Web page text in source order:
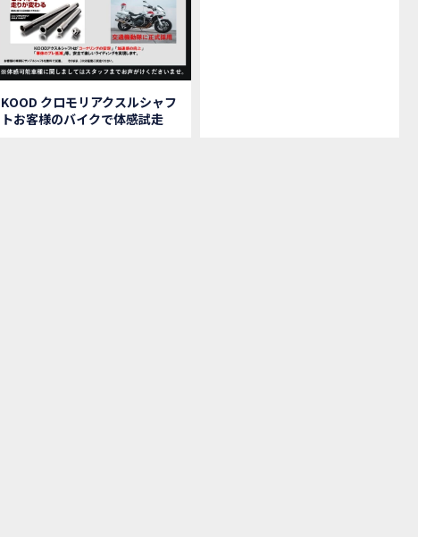
MOVIE ＨＣＭ２＆４サーキットフェス2023 紹介動画②
MOVIE ＨＣＭ２＆４サーキットフェス2023 紹介動画①
MOVIE モトベはつこさんコラボ動画
MOVIE Honda Dream 四日市のご紹介
MOVIE Honda Dream 鈴鹿のご紹介
MOVIE
Honda Dream 松阪のご紹介
KOOD クロモリアクスルシャフ
トお客様のバイクで体感試走